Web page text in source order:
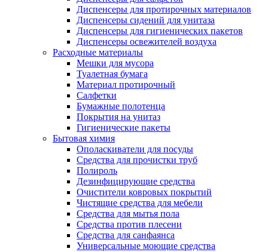
Диспенсеры для протирочных материалов
Диспенсеры сидений для унитаза
Диспенсеры для гигиенических пакетов
Диспенсеры освежителей воздуха
Расходные материалы
Мешки для мусора
Туалетная бумага
Материал протирочный
Салфетки
Бумажные полотенца
Покрытия на унитаз
Гигиенические пакеты
Бытовая химия
Ополаскиватели для посуды
Средства для прочистки труб
Полироль
Дезинфицирующие средства
Очистители ковровых покрытий
Чистящие средства для мебели
Средства для мытья пола
Средства против плесени
Средства для санфаянса
Универсальные моющие средства